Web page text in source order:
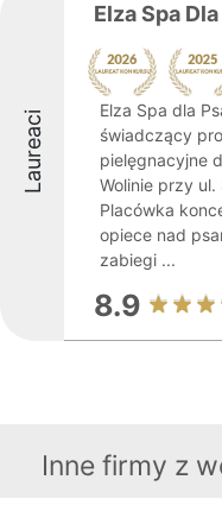
Laureaci
Elza Spa
Elza Spa dla
świadczący
pielęgnacyjne
Wolinie przy ul.
Placówka
opiece nad
zabiegi ...
8.9
Inne firmy z